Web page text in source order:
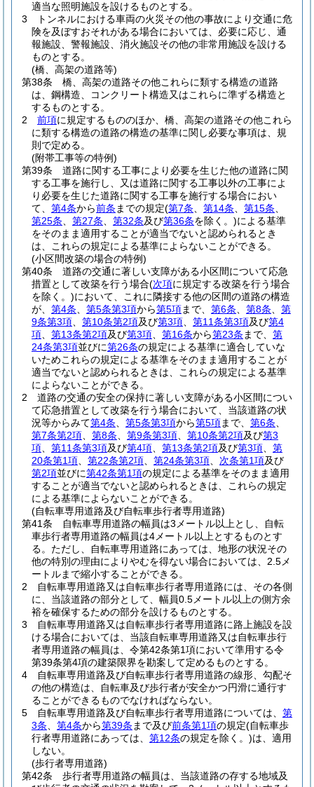
適当な照明施設を設けるものとする。
3
トンネルにおける車両の火災その他の事故により交通に危
険を及ぼすおそれがある場合においては、必要に応じ、通
報施設、警報施設、消火施設その他の非常用施設を設ける
ものとする。
(橋、高架の道路等)
第38条
橋、高架の道路その他これらに類する構造の道路
は、鋼構造、コンクリート構造又はこれらに準ずる構造と
するものとする。
2
前項に規定するもののほか、橋、高架の道路その他これら
に類する構造の道路の構造の基準に関し必要な事項は、規
則で定める。
(附帯工事等の特例)
第39条
道路に関する工事により必要を生じた他の道路に関
する工事を施行し、又は道路に関する工事以外の工事によ
り必要を生じた道路に関する工事を施行する場合におい
て、 第4条から前条 までの規定(第7条 第14条 第15条
第25条
第27条 第32条及び第36条を除く。)による基準
をそのまま適用することが適当でないと認められるとき
は、これらの規定による基準によらないことができる。
(小区間改築の場合の特例)
第40条
道路の交通に著しい支障がある小区間について応急
措置として改築を行う場合(次項に規定する改築を行う場合
を除く。)において、これに隣接する他の区間の道路の構造
が、 第4条 第5条第3項から第5項まで、 第6条 第8条
第
9条第3項
第10条第2項及び第3項 第11条第3項及び第4
項
第13条第2項及び第3項 第16条から第23条 まで、 第
24条第3項並びに第26条の規定による基準に適合していな
いためこれらの規定による基準をそのまま適用することが
適当でないと認められるときは、これらの規定による基準
によらないことができる。
2
道路の交通の安全の保持に著しい支障がある小区間につい
て応急措置として改築を行う場合において、当該道路の状
況等からみて第4条 第5条第3項から第5項まで、 第6条
第7条第2項
第8条 第9条第3項 第10条第2項及び第3
項
第11条第3項及び第4項 第13条第2項及び第3項
第
20条第1項
第22条第2項 第24条第3項 次条第1項及び
第2項並びに第42条第1項の規定による基準をそのまま適用
することが適当でないと認められるときは、これらの規定
による基準によらないことができる。
(自転車専用道路及び自転車歩行者専用道路)
第41条
自転車専用道路の幅員は3メートル以上とし、自転
車歩行者専用道路の幅員は4メートル以上とするものとす
る。 ただし、自転車専用道路にあっては、地形の状況その
他の特別の理由によりやむを得ない場合においては、2.5メ
ートルまで縮小することができる。
2
自転車専用道路又は自転車歩行者専用道路には、その各側
に、当該道路の部分として、幅員0.5メートル以上の側方余
裕を確保するための部分を設けるものとする。
3
自転車専用道路又は自転車歩行者専用道路に路上施設を設
ける場合においては、当該自転車専用道路又は自転車歩行
者専用道路の幅員は、令第42条第1項において準用する令
第39条第4項の建築限界を勘案して定めるものとする。
4
自転車専用道路及び自転車歩行者専用道路の線形、勾配そ
の他の構造は、自転車及び歩行者が安全かつ円滑に通行す
ることができるものでなければならない。
5
自転車専用道路及び自転車歩行者専用道路については、 第
3条
第4条から第39条 まで及び前条第1項の規定(自転車歩
行者専用道路にあっては、 第12条の規定を除く。)は、適用
しない。
(歩行者専用道路)
第42条
歩行者専用道路の幅員は、当該道路の存する地域及